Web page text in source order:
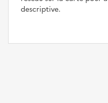
descriptive.